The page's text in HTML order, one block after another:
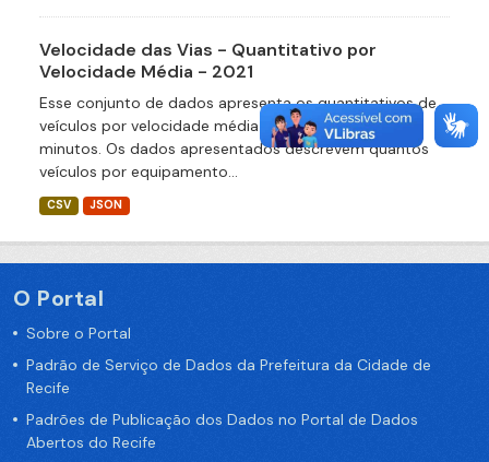
Velocidade das Vias - Quantitativo por
Velocidade Média - 2021
Esse conjunto de dados apresenta os quantitativos de
veículos por velocidade média no intervalo de 15
minutos. Os dados apresentados descrevem quantos
veículos por equipamento...
CSV JSON
O Portal
Sobre o Portal
Padrão de Serviço de Dados da Prefeitura da Cidade de
Recife
Padrões de Publicação dos Dados no Portal de Dados
Abertos do Recife